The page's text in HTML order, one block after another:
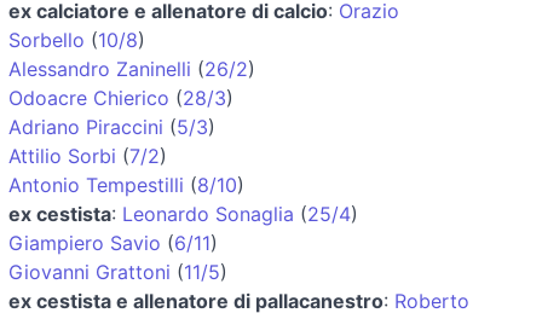
ex calciatore e allenatore di calcio: Orazio
Sorbello (10/8)
Alessandro Zaninelli (26/2)
Odoacre Chierico (28/3)
Adriano Piraccini (5/3)
Attilio Sorbi (7/2)
Antonio Tempestilli (8/10)
ex cestista: Leonardo Sonaglia (25/4)
Giampiero Savio (6/11)
Giovanni Grattoni (11/5)
ex cestista e allenatore di pallacanestro: Roberto